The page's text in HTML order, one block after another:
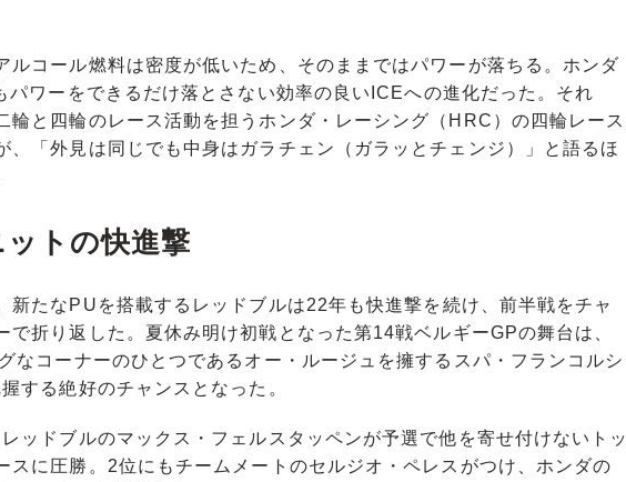
コール燃料は密度が低いため、そのままではパワーが落ちる。ホンダ
パワーをできるだけ落とさない効率の良いICEへの進化だった。それ
輪と四輪のレース活動を担うホンダ・レーシング（HRC）の四輪レース
、「外見は同じでも中身はガラチェン（ガラッとチェンジ）」と語るほ
トの快進撃
たなPUを搭載するレッドブルは22年も快進撃を続け、前半戦をチャ
で折り返した。夏休み明け初戦となった第14戦ベルギーGPの舞台は、
なコーナーのひとつであるオー・ルージュを擁するスパ・フランコルシ
する絶好のチャンスとなった。
ッドブルのマックス・フェルスタッペンが予選で他を寄せ付けないトッ
スに圧勝。2位にもチームメートのセルジオ・ペレスがつけ、ホンダの